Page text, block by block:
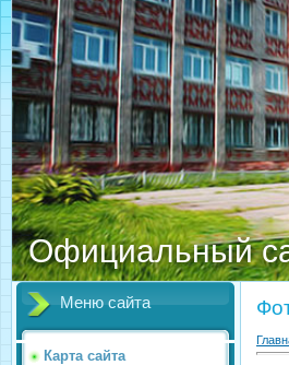
Официальный
Меню сайта
Карта сайта